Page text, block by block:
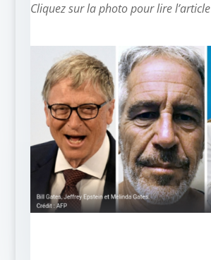
Cliquez sur la photo pour lire l’article